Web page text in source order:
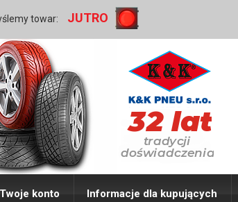
towar: JUTRO
Twoje konto Informacje dla kupujących